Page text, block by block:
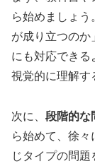
ら始めましょ
が成り立つのか
にも対応できる
視覚的に理解す
次に、 段階的な
ら始めて、徐々
じタイプの問